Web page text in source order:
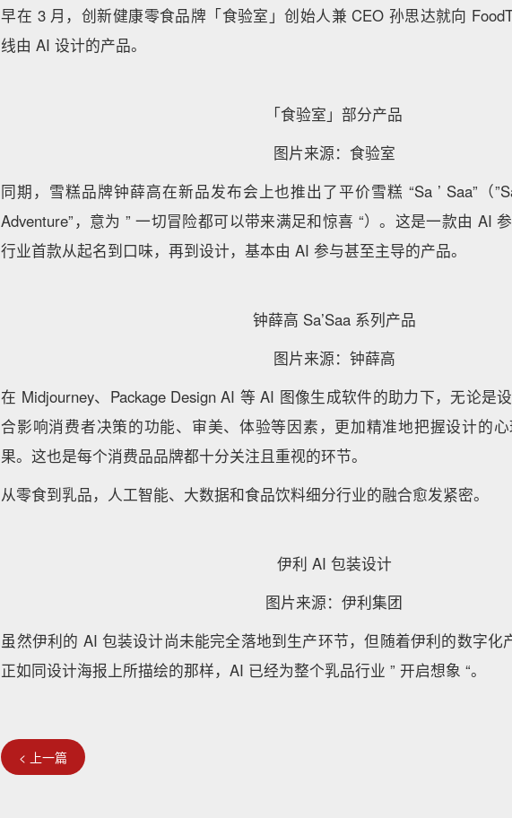
早在 3 月，创新健康零食品牌「食验室」创始人兼 CEO 孙思达就向
线由 AI 设计的产品。
「食验室」部分产品
图片来源：食验室
同期，雪糕品牌钟薛高在新品发布会上也推出了平价雪糕 “Sa ’ Saa”（
Adventure”，意为 ” 一切冒险都可以带来满足和惊喜 “）。这是一款由 AI
行业首款从起名到口味，再到设计，基本由 AI 参与甚至主导的产品。
钟薛高 Sa’Saa 系列产品
图片来源：钟薛高
在 Midjourney、Package Design AI 等 AI 图像生成软件的助力下，无论是
合影响消费者决策的功能、审美、体验等因素，更加精准地把握设计的
果。这也是每个消费品品牌都十分关注且重视的环节。
从零食到乳品，人工智能、大数据和食品饮料细分行业的融合愈发紧密。
伊利 AI 包装设计
图片来源：伊利集团
虽然伊利的 AI 包装设计尚未能完全落地到生产环节，但随着伊利的数字化
正如同设计海报上所描绘的那样，AI 已经为整个乳品行业 ” 开启想象 “。
< 上一篇